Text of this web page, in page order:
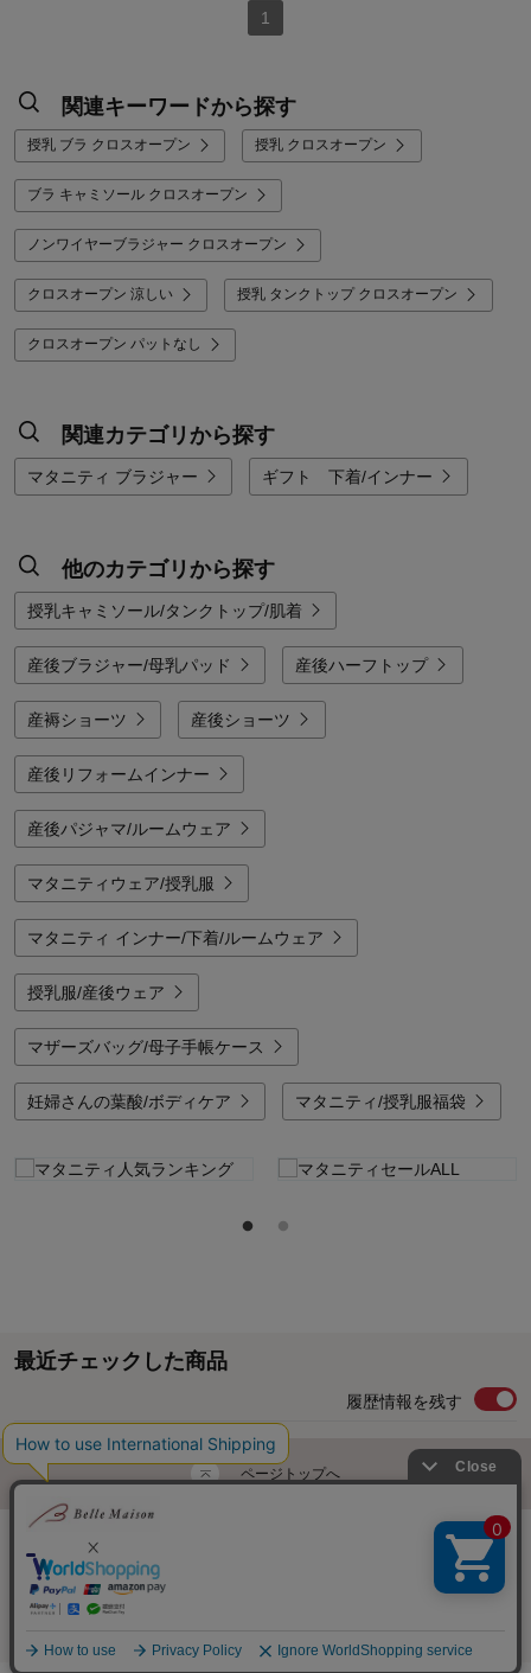
1
関連キーワードから探す
授乳 ブラ クロスオープン 授乳 クロスオープン
ブラ キャミソール クロスオープン
ノンワイヤーブラジャー クロスオープン
クロスオープン 涼しい 授乳 タンクトップ クロスオープン
クロスオープン パットなし
関連カテゴリから探す
マタニティ ブラジャー ギフト 下着/インナー
他のカテゴリから探す
授乳キャミソール/タンクトップ/肌着
産後ブラジャー/母乳パッド 産後ハーフトップ
産褥ショーツ 産後ショーツ
産後リフォームインナー
産後パジャマ/ルームウェア
マタニティウェア/授乳服
マタニティ インナー/下着/ルームウェア
授乳服/産後ウェア
マザーズバッグ/母子手帳ケース
妊婦さんの葉酸/ボディケア マタニティ/授乳服福袋
最近チェックした商品
履歴情報を残す
ページトップへ
ご利用ガイド・お知らせ
サイトマップ